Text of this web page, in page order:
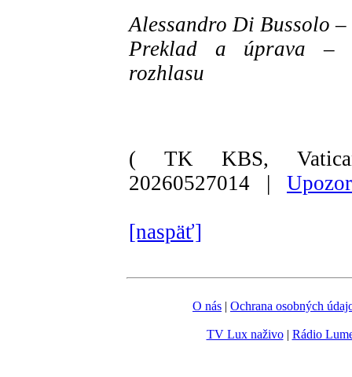
Alessandro Di Bussolo –
Preklad a úprava –
rozhlasu
( TK KBS,
20260527014 |
[naspäť]
O nás | Ochrana osobných
TV Lux naživo| Rádio